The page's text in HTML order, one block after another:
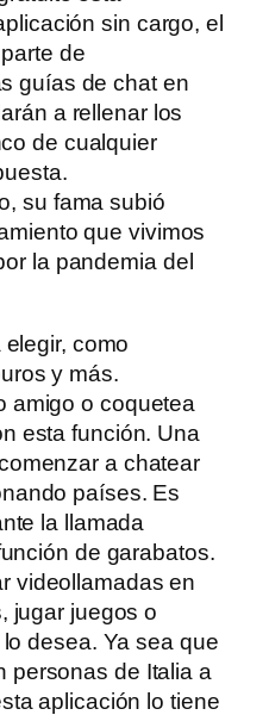
sin cargo, el
de
guías de chat en
a rellenar los
de cualquier
su fama subió
que vivimos
la pandemia del
como
y más.
amigo o coquetea
esta función. Una
a chatear
países. Es
la llamada
de garabatos.
videollamadas en
jugar juegos o
desea. Ya sea que
personas de Italia a
aplicación lo tiene